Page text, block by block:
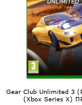
Gear Club Unlimited 3
(Xbox Series X)